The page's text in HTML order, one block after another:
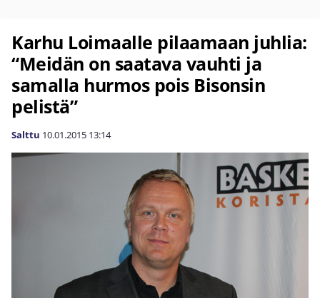
Karhu Loimaalle pilaamaan juhlia:
“Meidän on saatava vauhti ja
samalla hurmos pois Bisonsin
pelistä”
Salttu 10.01.2015 13:14